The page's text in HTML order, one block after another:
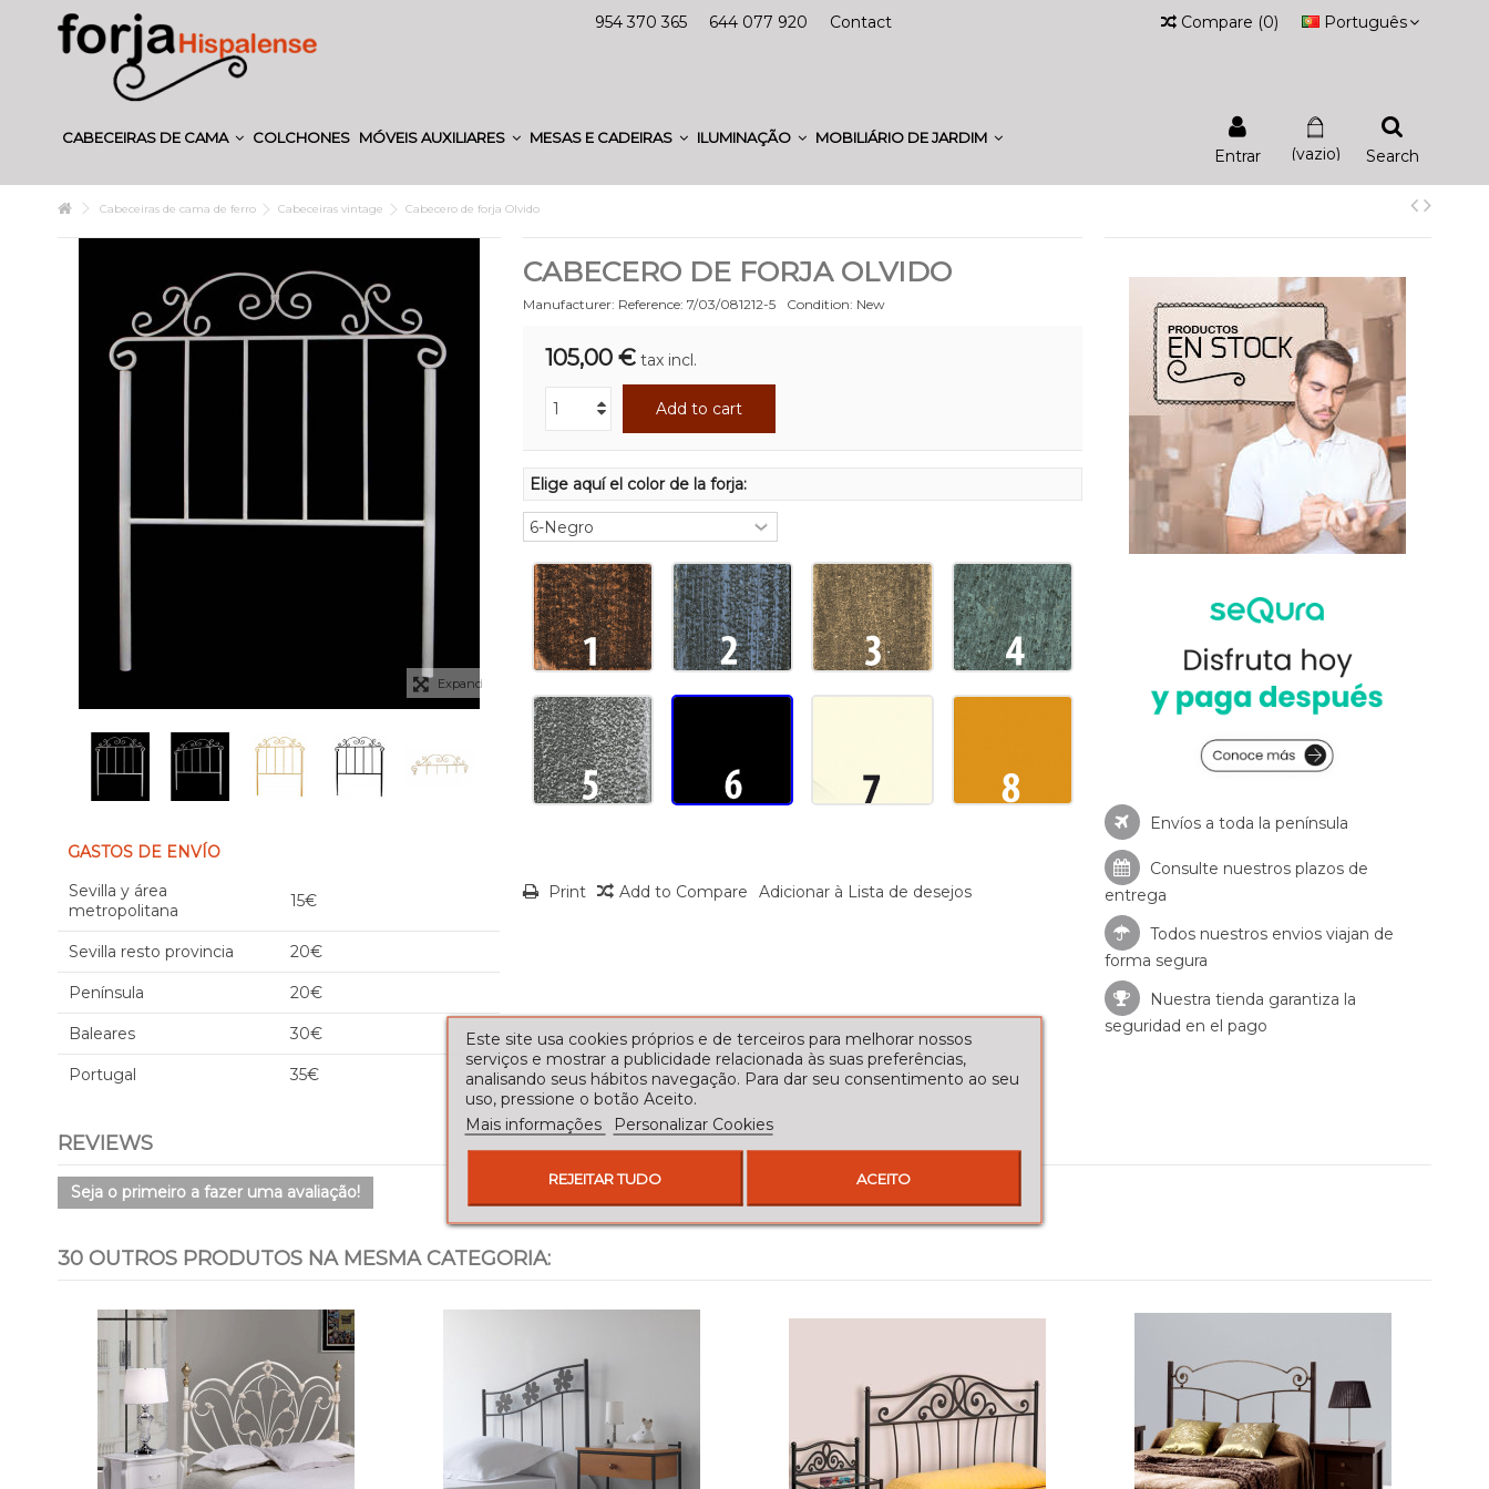
954 370 365 644 077 920 Contact Português
Compare (0)
CABECEIRAS DE CAMA COLCHONES MÓVEIS AUXILIARES MESAS E CADEIRAS ILUMINAÇÃO MOBILIÁRIO DE JARDIM
Search
(vazio)
Entrar
Cabeceiras de cama de ferro Cabeceiras vintage Cabecero de forja Olvido
Expand
GASTOS DE ENVÍO
Sevilla y área
metropolitana
15€
Sevilla resto provincia 20€
Península 20€
Baleares 30€
Portugal 35€
CABECERO DE FORJA OLVIDO
Manufacturer: Reference: 7/03/081212-5 Condition: New
105,00 € tax incl.
Add to cart
Elige aquí el color de la forja:
Print Add to Compare Adicionar à Lista de desejos
Envíos a toda la península
Consulte nuestros plazos de
entrega
Todos nuestros envios viajan de
forma segura
Nuestra tienda garantiza la
seguridad en el pago
REVIEWS
Seja o primeiro a fazer uma avaliação!
30 OUTROS PRODUTOS NA MESMA CATEGORIA:
Este site usa cookies próprios e de terceiros para melhorar nossos
serviços e mostrar a publicidade relacionada às suas preferências,
analisando seus hábitos navegação. Para dar seu consentimento ao seu
uso, pressione o botão Aceito.
Mais informações
Personalizar Cookies
REJEITAR TUDO ACEITO